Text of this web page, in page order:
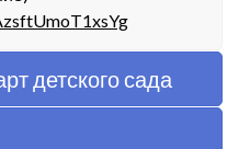
детского сада